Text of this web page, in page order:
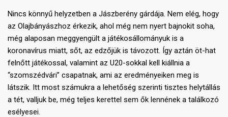
Nincs könnyű helyzetben a Jászberény gárdája. Nem elég, hogy
az Olajbányászhoz érkezik, ahol még nem nyert bajnokit soha,
még alaposan meggyengült a játékosállományuk is a
koronavírus miatt, sőt, az edzőjük is távozott. Így aztán öt-hat
felnőtt játékossal, valamint az U20-sokkal kell kiállnia a
“szomszédvári” csapatnak, ami az eredményeiken meg is
látszik. Itt most számukra a lehetőség szerinti tisztes helytállás
a tét, valljuk be, még teljes kerettel sem ők lennének a találkozó
esélyesei.